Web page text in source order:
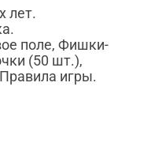
лет.
поле, Фишки-
(50 шт.),
игры.